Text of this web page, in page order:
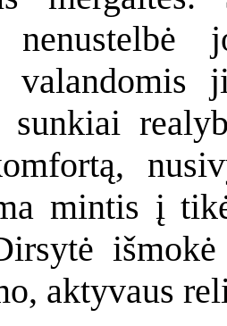
nenustelbė
valandomis
sunkiai
mintis į
aktyvaus